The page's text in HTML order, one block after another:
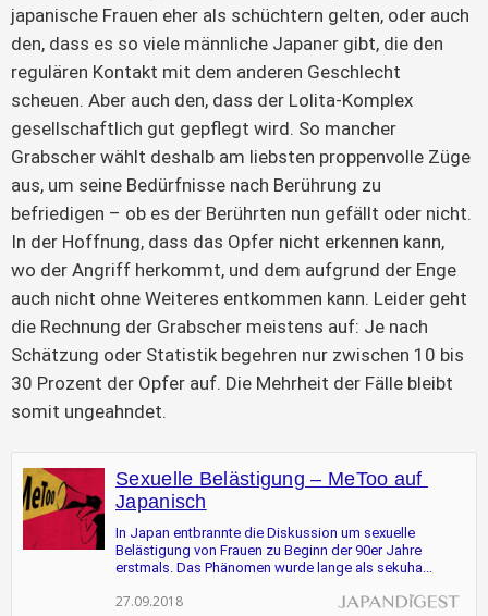
japanische Frauen eher als schüchtern gelten, oder auch
den, dass es so viele männliche Japaner gibt, die den
regulären Kontakt mit dem anderen Geschlecht
scheuen. Aber auch den, dass der Lolita-Komplex
gesellschaftlich gut gepflegt wird. So mancher
Grabscher wählt deshalb am liebsten proppenvolle Züge
aus, um seine Bedürfnisse nach Berührung zu
befriedigen – ob es der Berührten nun gefällt oder nicht.
In der Hoffnung, dass das Opfer nicht erkennen kann,
wo der Angriff herkommt, und dem aufgrund der Enge
auch nicht ohne Weiteres entkommen kann. Leider geht
die Rechnung der Grabscher meistens auf: Je nach
Schätzung oder Statistik begehren nur zwischen 10 bis
30 Prozent der Opfer auf. Die Mehrheit der Fälle bleibt
somit ungeahndet.
Sexuelle Belästigung – MeToo auf
Japanisch
In Japan entbrannte die Diskussion um sexuelle
Belästigung von Frauen zu Beginn der 90er Jahre
erstmals. Das Phänomen wurde lange als sekuha...
27.09.2018